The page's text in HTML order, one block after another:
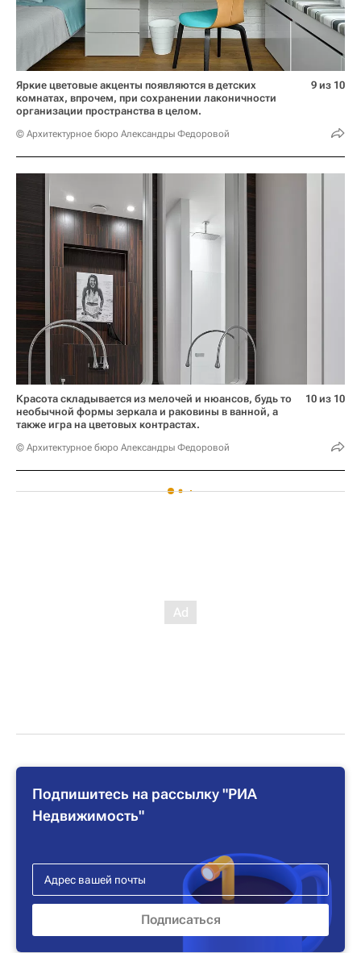
Яркие цветовые акценты появляются в детских
комнатах, впрочем, при сохранении лаконичности
организации пространства в целом.
© Архитектурное бюро Александры Федоровой
9 из 10
Красота складывается из мелочей и нюансов, будь то
необычной формы зеркала и раковины в ванной, а
также игра на цветовых контрастах.
© Архитектурное бюро Александры Федоровой
10 из 10
Подпишитесь на рассылку "РИА
Недвижимость"